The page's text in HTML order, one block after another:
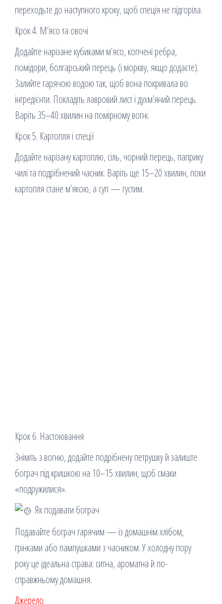
переходьте до наступного кроку, щоб спеція не підгоріла.
Крок 4. М’ясо та овочі
Додайте нарізане кубиками м’ясо, копчені ребра,
помідори, болгарський перець (і моркву, якщо додаєте).
Залийте гарячою водою так, щоб вона покривала всі
інгредієнти. Покладіть лавровий лист і духм’яний перець.
Варіть 35–40 хвилин на помірному вогні.
Крок 5. Картопля і спеції
Додайте нарізану картоплю, сіль, чорний перець, паприку
чилі та подрібнений часник. Варіть ще 15–20 хвилин, поки
картопля стане м’якою, а суп — густим.
Крок 6. Настоювання
Зніміть з вогню, додайте подрібнену петрушку й залиште
бограч під кришкою на 10–15 хвилин, щоб смаки
«подружилися».
Як подавати бограч
Подавайте бограч гарячим — із домашнім хлібом,
грінками або пампушками з часником. У холодну пору
року це ідеальна страва: ситна, ароматна й по-
справжньому домашня.
Джерело